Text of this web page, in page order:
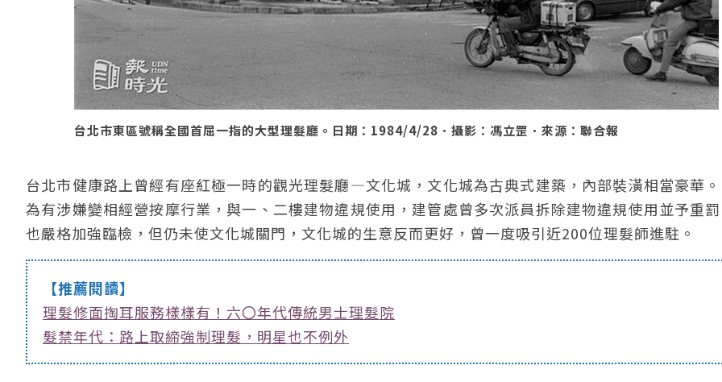
台北市東區號稱全國首屈一指的大型理髮廳。日期：1984/4/28．攝影：馮立罡．來源：聯合報
台北市健康路上曾經有座紅極一時的觀光理髮廳—文化城，文化城為古典式建築，內部裝潢相當豪華
為有涉嫌變相經營按摩行業，與一、二樓建物違規使用，建管處曾多次派員拆除建物違規使用並予重
也嚴格加強臨檢，但仍未使文化城關門，文化城的生意反而更好，曾一度吸引近200位理髮師進駐。
【推薦閱讀】
理髮修面掏耳服務樣樣有！六〇年代傳統男士理髮院
髮禁年代：路上取締強制理髮，明星也不例外